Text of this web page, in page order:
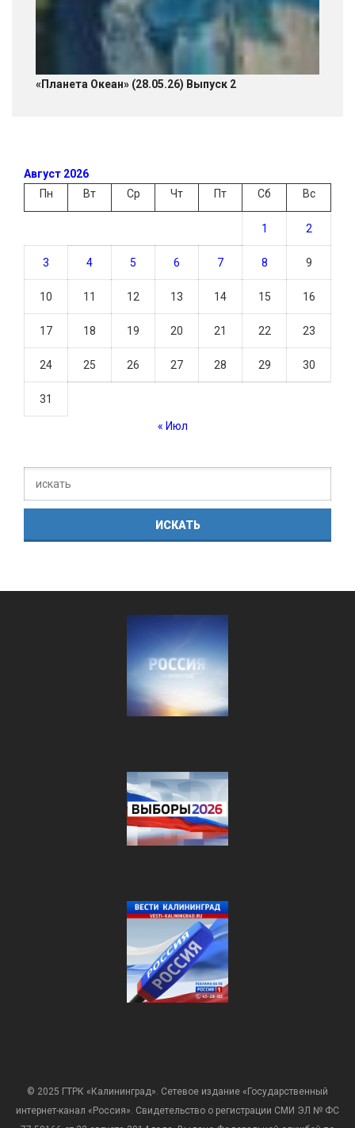
«Планета Океан» (28.05.26) Выпуск 2
Август 2026
Пн
Вт Ср Чт Пт Сб Вс
1 2
3 4 5 6 7 8 9
10 11 12 13 14 15 16
17 18 19 20 21 22 23
24 25 26 27 28 29 30
31
« Июл
© 2025 ГТРК «Калининград». Сетевое издание «Государственный
интернет-канал «Россия». Свидетельство о регистрации СМИ ЭЛ № ФС